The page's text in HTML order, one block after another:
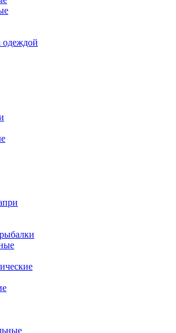
одеждой